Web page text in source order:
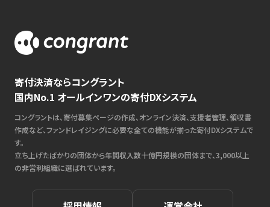
寄付決済ならコングラント
国内No.1 オールインワンの寄付DXシステム
コングラントは、寄付募集ページの作成、オンライン決済、支援者管理、領収書
作成など、ファンドレイジングに必要な全ての機能が揃った寄付DXシステムで
す。
立ち上げたばかりの団体から年間収入数十億円規模の団体まで、3,000以上
の非営利組織に選ばれています。